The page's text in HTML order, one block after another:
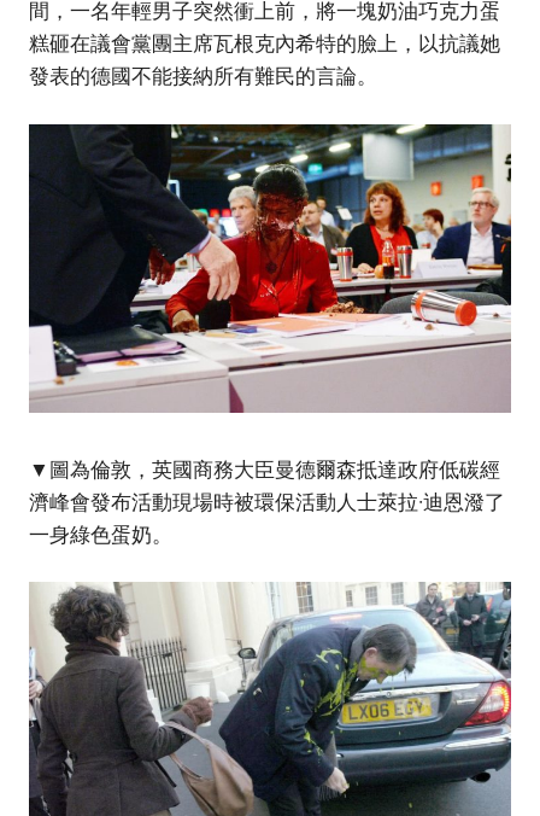
間，一名年輕男子突然衝上前，將一塊奶油巧克力蛋
糕砸在議會黨團主席瓦根克內希特的臉上，以抗議她
發表的德國不能接納所有難民的言論。
▼圖為倫敦，英國商務大臣曼德爾森抵達政府低碳經
濟峰會發布活動現場時被環保活動人士萊拉·迪恩潑了
一身綠色蛋奶。